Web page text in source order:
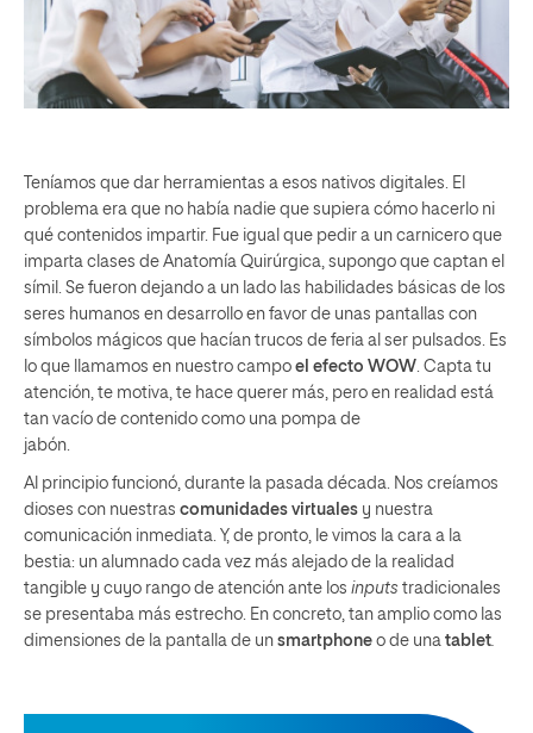
Teníamos que dar herramientas a esos nativos digitales. El
problema era que no había nadie que supiera cómo hacerlo ni
qué contenidos impartir. Fue igual que pedir a un carnicero que
imparta clases de Anatomía Quirúrgica, supongo que captan el
símil. Se fueron dejando a un lado las habilidades básicas de los
seres humanos en desarrollo en favor de unas pantallas con
símbolos mágicos que hacían trucos de feria al ser pulsados. Es
lo que llamamos en nuestro campo el efecto WOW. Capta tu
atención, te motiva, te hace querer más, pero en realidad está
tan vacío de contenido como una pompa de
jabón.
Al principio funcionó, durante la pasada década. Nos creíamos
dioses con nuestras comunidades virtuales y nuestra
comunicación inmediata. Y, de pronto, le vimos la cara a la
bestia: un alumnado cada vez más alejado de la realidad
tangible y cuyo rango de atención ante los inputs tradicionales
se presentaba más estrecho. En concreto, tan amplio como las
dimensiones de la pantalla de un smartphone o de una tablet.